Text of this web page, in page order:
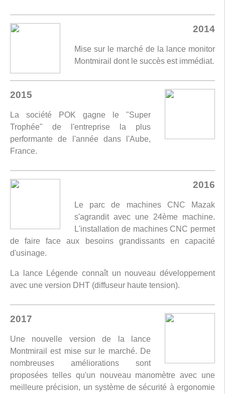
2014
Mise sur le marché de la lance monitor
Montmirail dont le succès est immédiat.
2015
La société POK gagne le "Super
Trophée" de l'entreprise la plus
performante de l'année dans l'Aube,
France.
2016
Le parc de machines CNC Mazak
s'agrandit avec une 24ème machine.
L'installation de machines CNC permet
de faire face aux besoins grandissants en capacité
d'usinage.
La lance Légende connaît un nouveau développement
avec une version DHT (diffuseur haute tension).
2017
Une nouvelle version de la lance
Montmirail est mise sur le marché. De
nombreuses améliorations sont
proposées telles qu'un nouveau manomètre avec une
meilleure précision, un système de sécurité à ergonomie